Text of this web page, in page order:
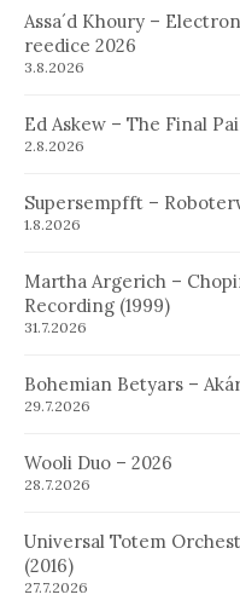
Assa´d Khoury –
reedice 2026
3.8.2026
Ed Askew – The Final
2.8.2026
Supersempfft –
1.8.2026
Martha Argerich –
Recording (1999)
31.7.2026
Bohemian Betyars –
29.7.2026
Wooli Duo – 2026
28.7.2026
Universal Totem
(2016)
27.7.2026